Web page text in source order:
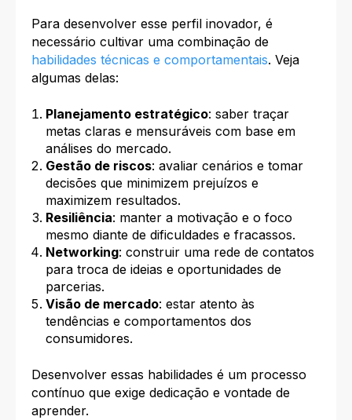
Para desenvolver esse perfil inovador, é
necessário cultivar uma combinação de
habilidades técnicas e comportamentais. Veja
algumas delas:
Planejamento estratégico: saber traçar
metas claras e mensuráveis com base em
análises do mercado.
Gestão de riscos: avaliar cenários e tomar
decisões que minimizem prejuízos e
maximizem resultados.
Resiliência: manter a motivação e o foco
mesmo diante de dificuldades e fracassos.
Networking: construir uma rede de contatos
para troca de ideias e oportunidades de
parcerias.
Visão de mercado: estar atento às
tendências e comportamentos dos
consumidores.
Desenvolver essas habilidades é um processo
contínuo que exige dedicação e vontade de
aprender.